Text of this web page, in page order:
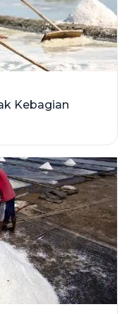
Kebagian